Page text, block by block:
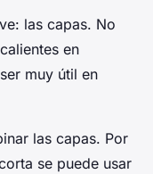
las capas. No
en
muy útil en
las capas. Por
se puede usar